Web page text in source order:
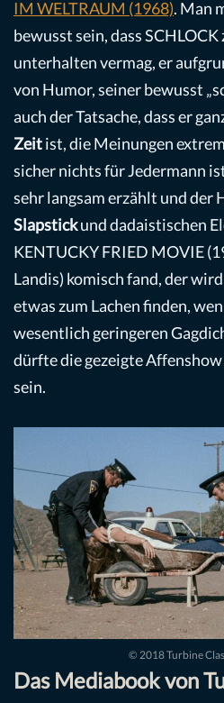
IM WELTRAUM (1968). Man
bewusst sein, dass
unterhalten vermag, er
von Humor, seiner bewusst
auch der Tatsache, dass er
Zeitist, die Meinungen
sicher nichts für Jedermann
sehr langsam erzählt und der
Slapstickund dadaistischen
KENTUCKY FRIED MOVIE
Landis) komisch fand, der
etwas zum Lachen finden,
wesentlich geringeren
dürfte die gezeigte
sein.
© 2018 Turbine
Das Mediabook von